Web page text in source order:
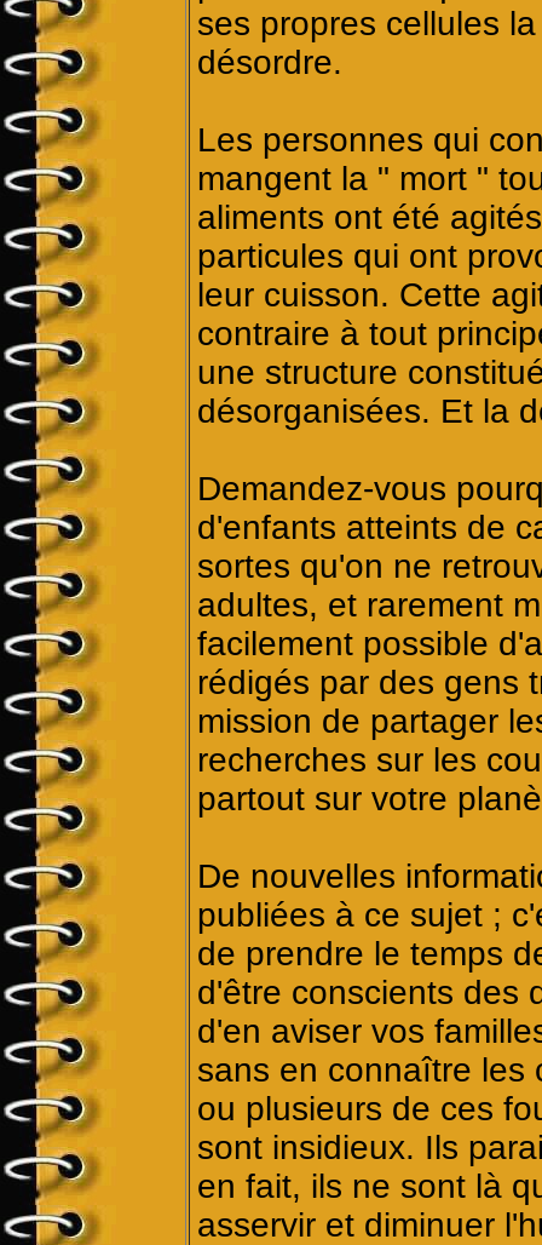
ses propres cellules
désordre.
Les personnes qui
mangent la " mort "
aliments ont été
particules qui ont
leur cuisson. Cette
contraire à tout
une structure
désorganisées. Et la
Demandez-vous
d'enfants atteints de
sortes qu'on ne
adultes, et rarement
facilement possible
rédigés par des gens
mission de partager
recherches sur les
partout sur votre
De nouvelles
publiées à ce sujet ;
de prendre le temps
d'être conscients des
d'en aviser vos
sans en connaître les
ou plusieurs de ces
sont insidieux. Ils
en fait, ils ne sont là
asservir et diminuer